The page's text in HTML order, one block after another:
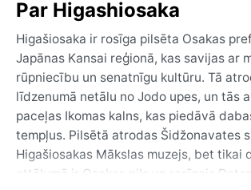
Par Higashiosaka
Higašiosaka ir rosīga pilsēta Osakas
Japānas Kansai reģionā, kas savijas ar
rūpniecību un senatnīgu kultūru. Tā
līdzenumā netālu no Jodo upes, un tās
paceļas Ikomas kalns, kas piedāvā
tempļus. Pilsētā atrodas Šidžonavates
Higašiosakas Mākslas muzejs, bet tikai
attālumā ir Osakas pils un rosīgais